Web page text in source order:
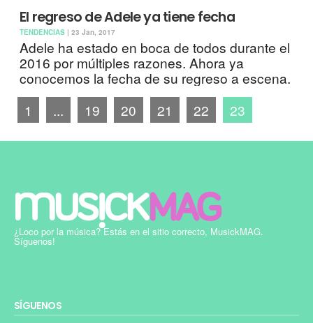
El regreso de Adele ya tiene fecha
TENDENCIAS | 23 Jan, 2017
Adele ha estado en boca de todos durante el
2016 por múltiples razones. Ahora ya
conocemos la fecha de su regreso a escena.
1
... 19 20 21 22 23
¿Loco por la música? Estás en el sitio correcto, MusickMAG.
Síguenos!
SÍGUENOS